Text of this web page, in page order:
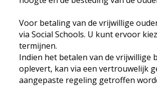
Voor betaling van de vrijwillige
via Social Schools. U kunt ervoor
termijnen.
Indien het betalen van de vrijwillige
oplevert, kan via een vertrouwelijk
aangepaste regeling getroffen